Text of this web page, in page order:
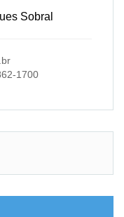
Sobral
1700